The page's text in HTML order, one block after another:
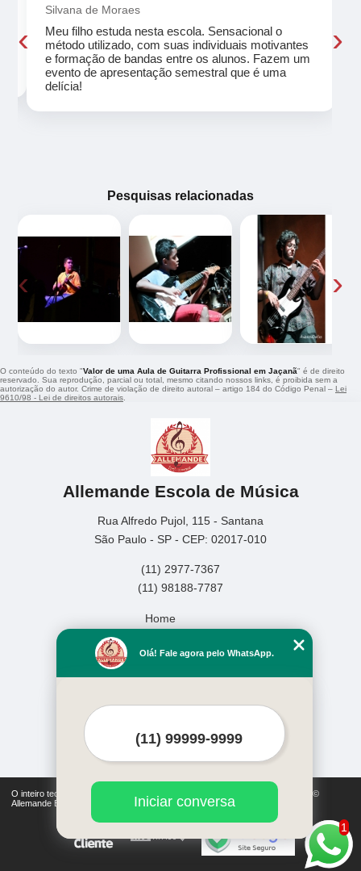
Silvana de Moraes
Meu filho estuda nesta escola. Sensacional o
método utilizado, com suas individuais motivantes
e formação de bandas entre os alunos. Fazem um
evento de apresentação semestral que é uma
delícia!
‹ ›
Pesquisas relacionadas
‹ ›
O conteúdo do texto "Valor de uma Aula de Guitarra Profissional em Jaçanã" é de direito
reservado. Sua reprodução, parcial ou total, mesmo citando nossos links, é proibida sem a
autorização do autor. Crime de violação de direito autoral – artigo 184 do Código Penal – Lei
9610/98 - Lei de direitos autorais
Allemande Escola de Música
Rua Alfredo Pujol, 115 - Santana
São Paulo - SP - CEP: 02017-010
(11) 2977-7367
(11) 98188-7787
Home
Missão
O inteiro teor deste site está sujeito à proteção de direitos autorais. Copyright©
Allemande Escola de Música (Lei 9610 de 19/02/1998)
1
Olá! Fale agora pelo WhatsApp.
Iniciar conversa